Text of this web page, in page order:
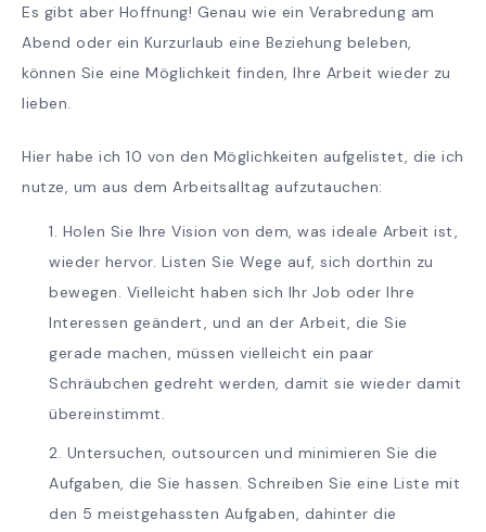
Es gibt aber Hoffnung! Genau wie ein Verabredung am
Abend oder ein Kurzurlaub eine Beziehung beleben,
können Sie eine Möglichkeit finden, Ihre Arbeit wieder zu
lieben.
Hier habe ich 10 von den Möglichkeiten aufgelistet, die ich
nutze, um aus dem Arbeitsalltag aufzutauchen:
Holen Sie Ihre Vision von dem, was ideale Arbeit ist,
wieder hervor. Listen Sie Wege auf, sich dorthin zu
bewegen. Vielleicht haben sich Ihr Job oder Ihre
Interessen geändert, und an der Arbeit, die Sie
gerade machen, müssen vielleicht ein paar
Schräubchen gedreht werden, damit sie wieder damit
übereinstimmt.
Untersuchen, outsourcen und minimieren Sie die
Aufgaben, die Sie hassen. Schreiben Sie eine Liste mit
den 5 meistgehassten Aufgaben, dahinter die